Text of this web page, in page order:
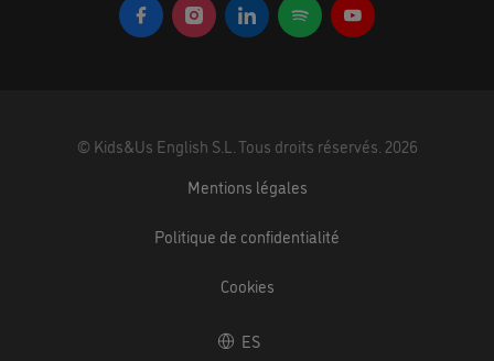
ES
© Kids&Us English S.L. Tous droits réservés. 2026
Mentions légales
Politique de confidentialité
Cookies